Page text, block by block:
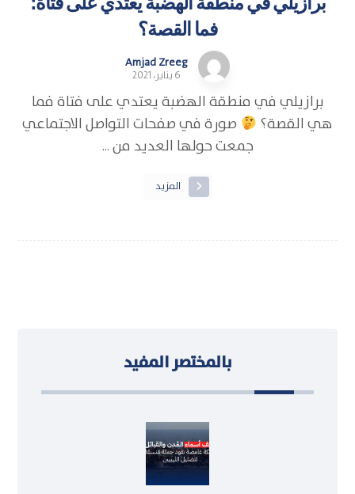
فما القصة؟
Amjad Zreeg
6 يناير، 2021
برازيلي في منطقة الهضبة يعتدي على فتاة فما
هي القصة؟
صورة في صفحات التواصل الاجتماعي
جمعت حولها العديد من ...
المزيد
بالمختصر المفيد